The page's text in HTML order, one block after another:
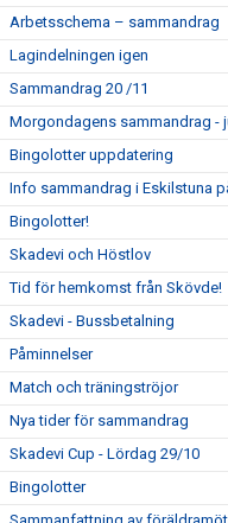
Arbetsschema – sammandrag
Lagindelningen igen
Sammandrag 20 /11
Morgondagens sammandrag -
Bingolotter uppdatering
Info sammandrag i Eskilstuna
Bingolotter!
Skadevi och Höstlov
Tid för hemkomst från Skövde!
Skadevi - Bussbetalning
Påminnelser
Match och träningströjor
Nya tider för sammandrag
Skadevi Cup - Lördag 29/10
Bingolotter